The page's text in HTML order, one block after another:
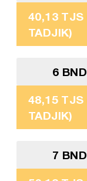
40,13 TJS
TADJIK)
6
48,15 TJS
TADJIK)
7